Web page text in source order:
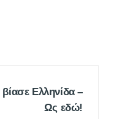
Ελληνίδα –
Ως εδώ!